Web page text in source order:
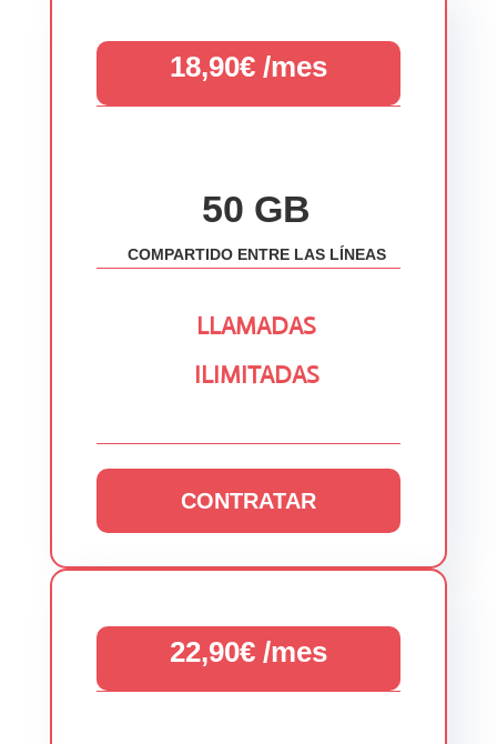
18,90€ /mes
50 GB
COMPARTIDO ENTRE LAS LÍNEAS
LLAMADAS
ILIMITADAS
CONTRATAR
22,90€ /mes